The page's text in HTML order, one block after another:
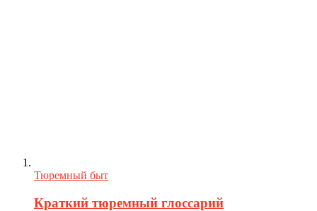
Тюремный быт
Краткий тюремный глоссарий